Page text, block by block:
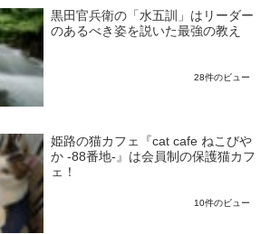
黒田官兵衛の「水五訓」はリーダー
のあるべき姿を説いた最強の教え
28件のビュー
姫路の猫カフェ『cat cafe ねこびや
か -88番地-』は会員制の保護猫カフ
ェ！
10件のビュー